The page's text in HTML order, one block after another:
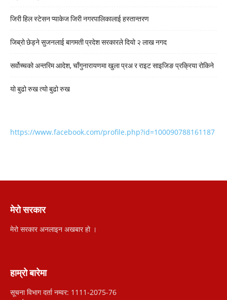
जिरी हिल स्टेसन प्याकेज जिरी नगरपालिकालाई हस्तान्तरण
जिब्रो छेड्ने सुजनलाई बागमती प्रदेश सरकारले दियो २ लाख नगद
सर्वोच्चको अन्तरिम आदेश, चाँगुनारायणमा खुला प्रअ र राइट साइजिङ प्रक्रिया रोकिने
यो बुढो रुख त्यो बुढो रुख
https://www.facebook.com/profile.php?id=100090788161187
मेरो सरकार
मेरो सरकार अनलाइन अखबार हो ।
हाम्रो बारेमा
सूचना विभाग दर्ता नम्वर: 1111-2075-76